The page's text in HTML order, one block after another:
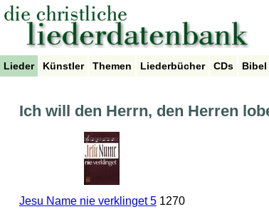
Lieder Künstler Themen Liederbücher CDs Bibel
Ich will den Herrn, den Herren
Jesu Name nie verklinget 51270